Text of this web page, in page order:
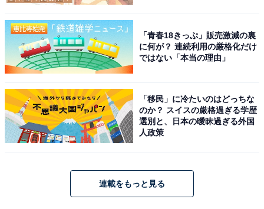
お気に入りのブランドがあっても、「安いほう」
「青春18きっぷ」販売激減の裏
に何が？ 連続利用の厳格化だけ
ではない「本当の理由」
「移民」に冷たいのはどっちな
のか？ スイスの厳格過ぎる学歴
選別と、日本の曖昧過ぎる外国
人政策
連載をもっと見る